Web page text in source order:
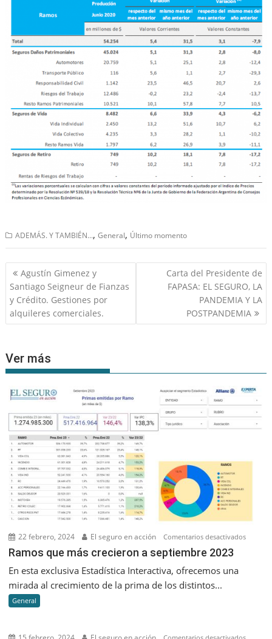
ADEMÁS. Y TAMBIÉN...,General, Último momento
Navegación
de
entradas
Agustín Gimenez y
Santiago Seigneur de Fianzas
y Crédito. Gestiones por
alquileres comerciales.
Carta del Presidente de
FAPASA: EL SEGURO, LA
PANDEMIA Y LA
POSTPANDEMIA
Ver más
22 febrero, 2024 El seguro en acción Comentarios desactivadosen
Ramos que más crecieron a septiembre 2023
En esta exclusiva Estadística Interactiva, ofrecemos una
mirada al crecimiento de la prima de los distintos...
General
en